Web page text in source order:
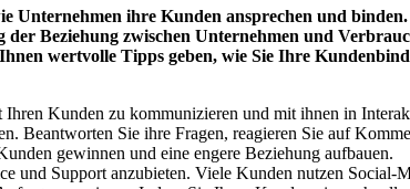
ihre Kunden ansprechen und
der Beziehung zwischen Unternehmen und
wertvolle Tipps geben, wie Sie Ihre
Kunden zu kommunizieren und mit ihnen in
Beantworten Sie ihre Fragen, reagieren Sie auf
gewinnen und eine engere Beziehung aufbauen.
und Support anzubieten. Viele Kunden nutzen Social-